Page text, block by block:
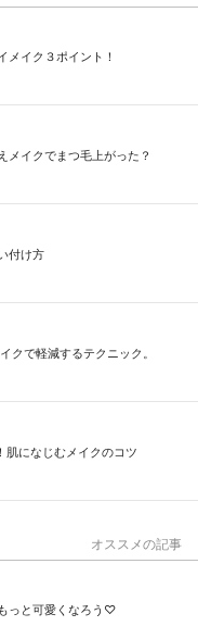
メイク３ポイント！
メイクでまつ毛上がった？
付け方
クで軽減するテクニック。
肌になじむメイクのコツ
オススメの記事
っと可愛くなろう♡